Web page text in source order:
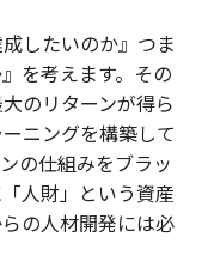
したいのか』つま
を考えます。その
のリターンが得ら
ニングを構築して
の仕組みをブラッ
人財」という資産
の人材開発には必